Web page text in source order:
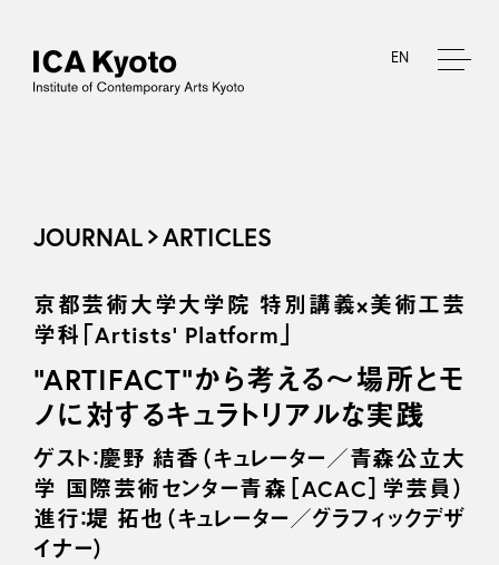
EN
JOURNAL ARTICLES
京都芸術大学大学院 特別講義×美術工芸
学科「Artists' Platform」
“ARTIFACT”から考える～場所とモ
ノに対するキュラトリアルな実践
ゲスト：慶野 結香（キュレーター／青森公立大
学 国際芸術センター青森［ACAC］学芸員）
進行：堤 拓也（キュレーター／グラフィックデザ
イナー）